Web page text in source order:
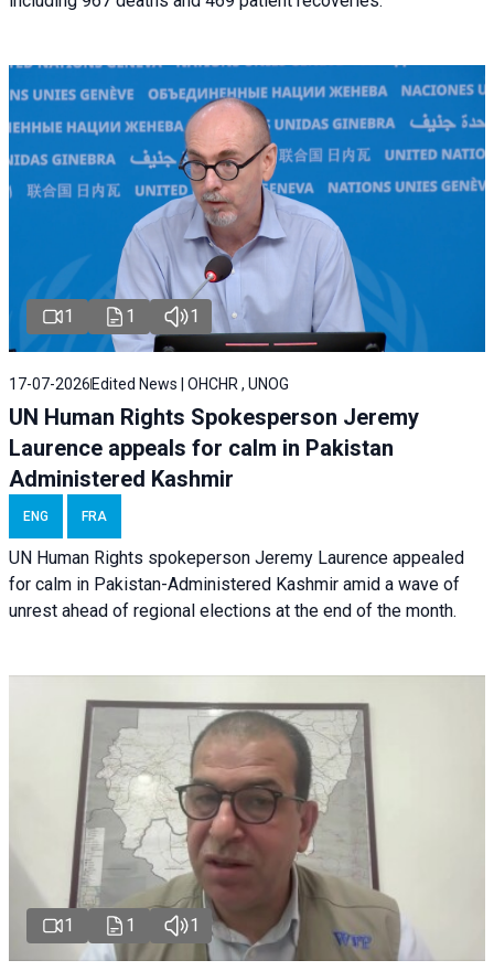
1 1 1
17-07-2026 Edited News | OHCHR , UNOG
UN Human Rights Spokesperson Jeremy
Laurence appeals for calm in Pakistan
Administered Kashmir
ENG FRA
UN Human Rights spokeperson Jeremy Laurence appealed
for calm in Pakistan-Administered Kashmir amid a wave of
unrest ahead of regional elections at the end of the month.
1 1 1